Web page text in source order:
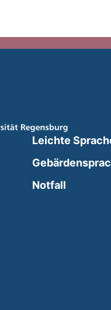
a new window)
Leichte
Notfall